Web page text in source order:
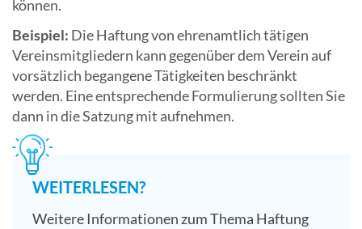
können.
Beispiel: Die Haftung von ehrenamtlich tätigen
Vereinsmitgliedern kann gegenüber dem Verein auf
vorsätzlich begangene Tätigkeiten beschränkt
werden. Eine entsprechende Formulierung sollten Sie
dann in die Satzung mit aufnehmen.
WEITERLESEN?
Weitere Informationen zum Thema Haftung